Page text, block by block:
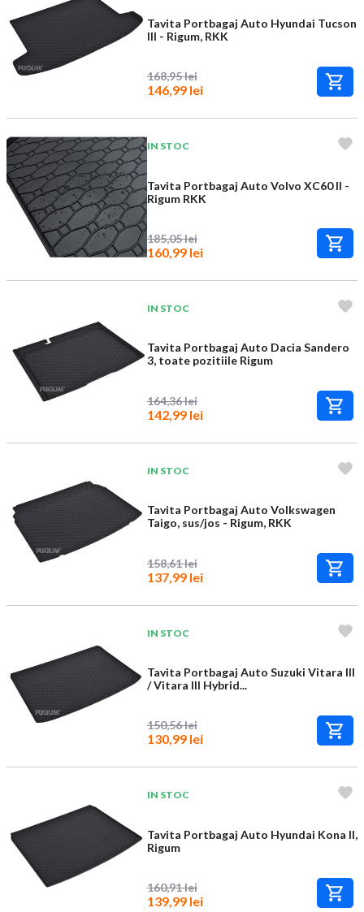
Tavita Portbagaj Auto Hyundai Tucson
III - Rigum, RKK
168,95 lei
146,99 lei
IN STOC
Tavita Portbagaj Auto Volvo XC60 II -
Rigum RKK
185,05 lei
160,99 lei
IN STOC
Tavita Portbagaj Auto Dacia Sandero
3, toate pozitiile Rigum
164,36 lei
142,99 lei
IN STOC
Tavita Portbagaj Auto Volkswagen
Taigo, sus/jos - Rigum, RKK
158,61 lei
137,99 lei
IN STOC
Tavita Portbagaj Auto Suzuki Vitara III
/ Vitara III Hybrid...
150,56 lei
130,99 lei
IN STOC
Tavita Portbagaj Auto Hyundai Kona II,
Rigum
160,91 lei
139,99 lei